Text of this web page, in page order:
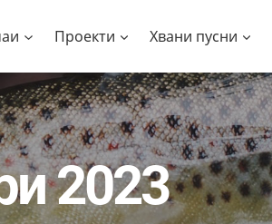
Проекти Хвани пусни
2023